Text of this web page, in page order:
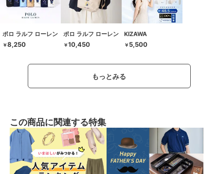
ポロ ラルフ ローレン
￥8,250
ポロ ラルフ ローレン
￥10,450
KIZAWA
￥ 5,500
もっとみる
この商品に関連する特集